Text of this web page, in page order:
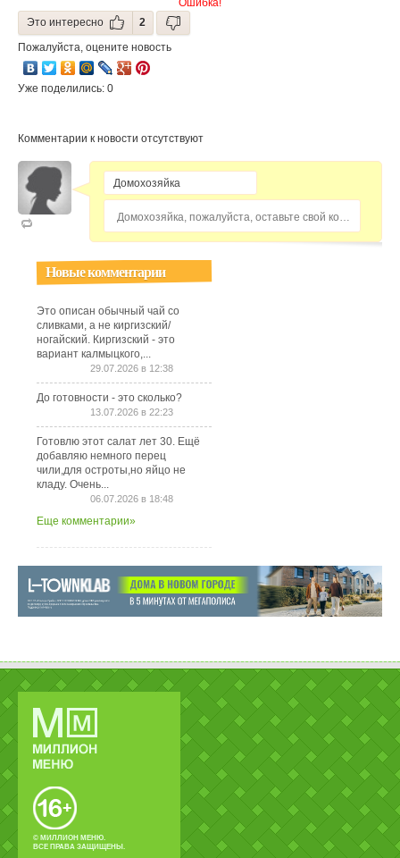
Ошибка!
Это интересно
2
Пожалуйста, оцените новость
Уже поделились: 0
Комментарии к новости отсутствуют
Домохозяйка, пожалуйста, оставьте свой комментарий...
Новые комментарии
Это описан обычный чай со
сливками, а не киргизский/
ногайский. Киргизский - это
вариант калмыцкого,...
29.07.2026 в 12:38
До готовности - это сколько?
13.07.2026 в 22:23
Готовлю этот салат лет 30. Ещё
добавляю немного перец
чили,для остроты,но яйцо не
кладу. Очень...
06.07.2026 в 18:48
Еще комментарии»
© МИЛЛИОН МЕНЮ.
ВСЕ ПРАВА ЗАЩИЩЕНЫ.